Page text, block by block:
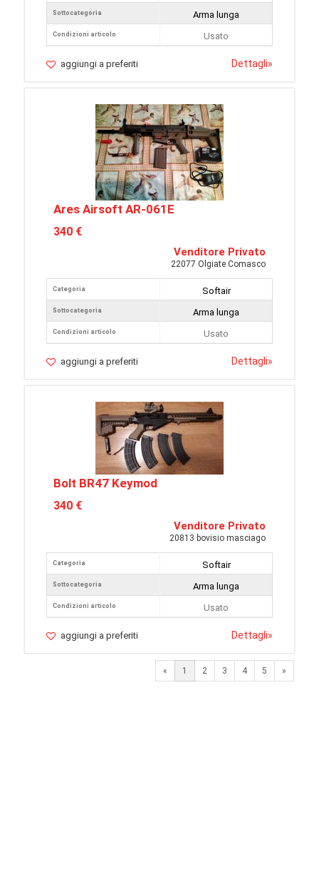
Sottocategoria
Condizioni articolo
Arma lunga
Usato
aggiungi a preferiti Dettagli»
Ares Airsoft AR-061E
340 €
Venditore Privato
22077 Olgiate Comasco
Categoria
Sottocategoria
Condizioni articolo
Softair
Arma lunga
Usato
aggiungi a preferiti Dettagli»
Bolt BR47 Keymod
340 €
Venditore Privato
20813 bovisio masciago
Categoria
Sottocategoria
Condizioni articolo
Softair
Arma lunga
Usato
aggiungi a preferiti Dettagli»
« 1 2 3 4 5 »